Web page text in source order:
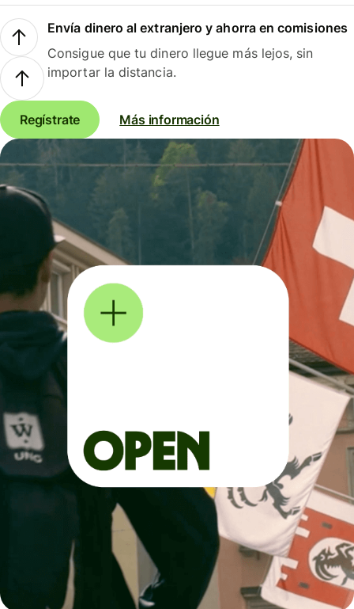
Envía dinero al extranjero y ahorra en comisiones
Consigue que tu dinero llegue más lejos, sin
importar la distancia.
Regístrate Más información